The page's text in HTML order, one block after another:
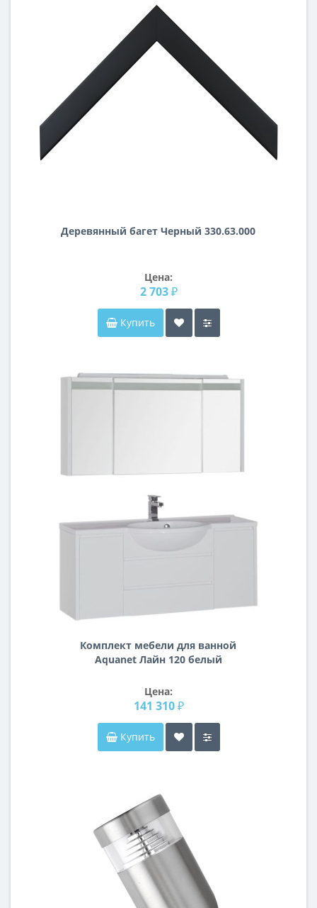
Деревянный багет Черный 330.63.000
Цена:
2 703 ₽
Купить
Комплект мебели для ванной
Aquanet Лайн 120 белый
Цена:
141 310 ₽
Купить